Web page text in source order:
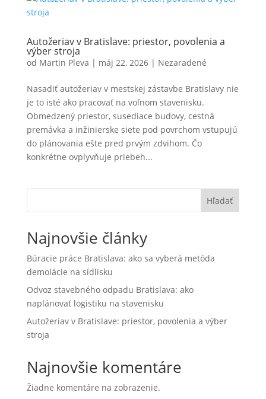
Autožeriav v Bratislave: priestor, povolenia a
výber stroja
od Martin Pleva | máj 22, 2026| Nezaradené
Nasadiť autožeriav v mestskej zástavbe Bratislavy nie
je to isté ako pracovať na voľnom stavenisku.
Obmedzený priestor, susediace budovy, cestná
premávka a inžinierske siete pod povrchom vstupujú
do plánovania ešte pred prvým zdvihom. Čo
konkrétne ovplyvňuje priebeh...
Hľadať
Najnovšie články
Búracie práce Bratislava: ako sa vyberá metóda
demolácie na sídlisku
Odvoz stavebného odpadu Bratislava: ako
naplánovať logistiku na stavenisku
Autožeriav v Bratislave: priestor, povolenia a výber
stroja
Najnovšie komentáre
Žiadne komentáre na zobrazenie.